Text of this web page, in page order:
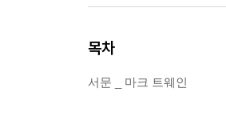
목차
서문 _ 마크 트웨인